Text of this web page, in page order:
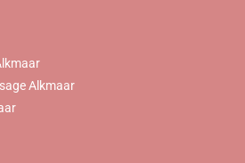
Alkmaar